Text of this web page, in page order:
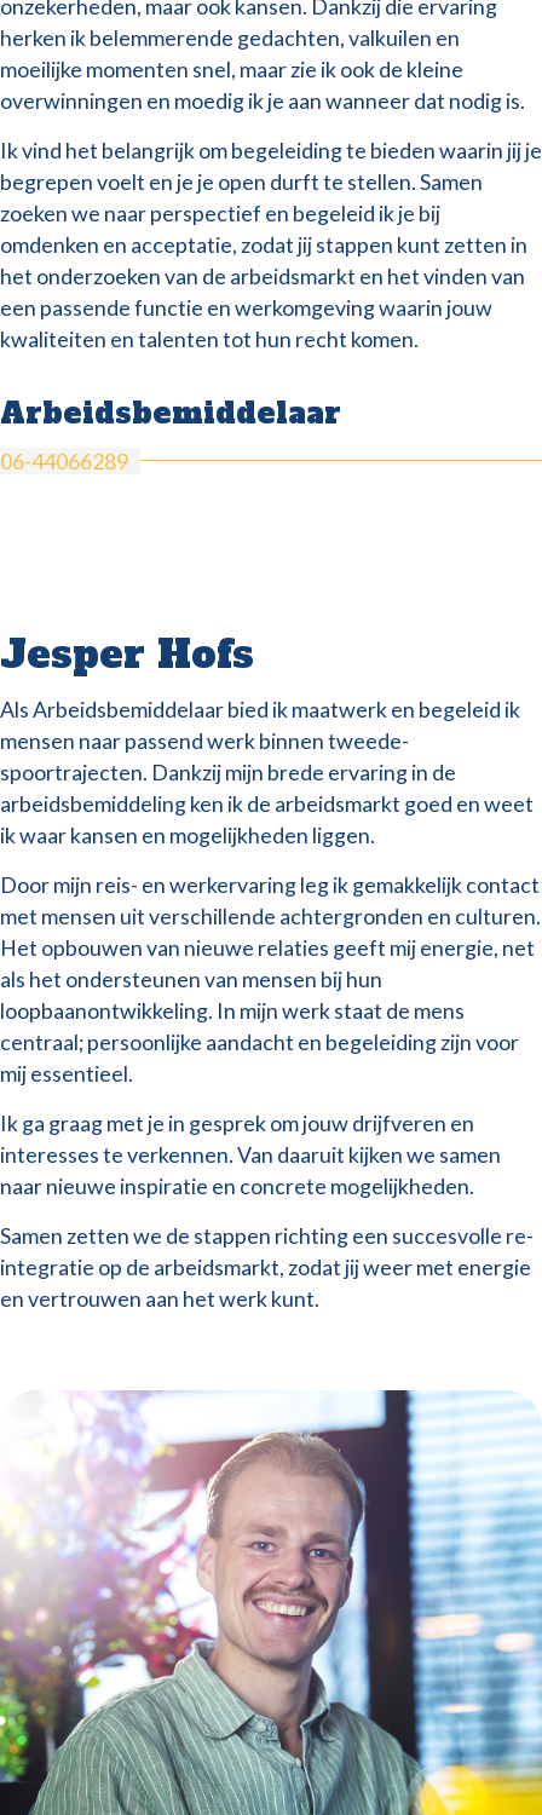
onzekerheden, maar ook kansen. Dankzij die ervaring
herken ik belemmerende gedachten, valkuilen en
moeilijke momenten snel, maar zie ik ook de kleine
overwinningen en moedig ik je aan wanneer dat nodig is.
Ik vind het belangrijk om begeleiding te bieden waarin jij je
begrepen voelt en je je open durft te stellen. Samen
zoeken we naar perspectief en begeleid ik je bij
omdenken en acceptatie, zodat jij stappen kunt zetten in
het onderzoeken van de arbeidsmarkt en het vinden van
een passende functie en werkomgeving waarin jouw
kwaliteiten en talenten tot hun recht komen.
Arbeidsbemiddelaar
06-44066289
Jesper Hofs
Als Arbeidsbemiddelaar bied ik maatwerk en begeleid ik
mensen naar passend werk binnen tweede-
spoortrajecten. Dankzij mijn brede ervaring in de
arbeidsbemiddeling ken ik de arbeidsmarkt goed en weet
ik waar kansen en mogelijkheden liggen.
Door mijn reis- en werkervaring leg ik gemakkelijk contact
met mensen uit verschillende achtergronden en culturen.
Het opbouwen van nieuwe relaties geeft mij energie, net
als het ondersteunen van mensen bij hun
loopbaanontwikkeling. In mijn werk staat de mens
centraal; persoonlijke aandacht en begeleiding zijn voor
mij essentieel.
Ik ga graag met je in gesprek om jouw drijfveren en
interesses te verkennen. Van daaruit kijken we samen
naar nieuwe inspiratie en concrete mogelijkheden.
Samen zetten we de stappen richting een succesvolle re-
integratie op de arbeidsmarkt, zodat jij weer met energie
en vertrouwen aan het werk kunt.